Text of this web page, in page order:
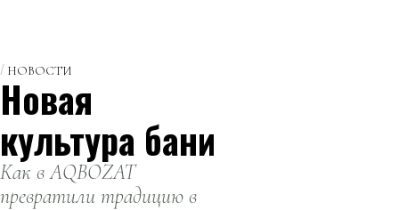
НОВОСТИ
Новая
культура бани
Как в AQBOZAT
превратили традицию в